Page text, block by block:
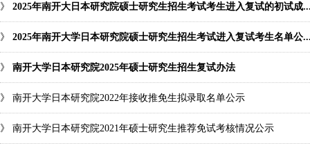
》 2025年南开大日本研究院硕士研究生招生考试考生进入复试的初试成
》 2025年南开大学日本研究院硕士研究生招生考试进入复试考生名单公
》 南开大学日本研究院2025年硕士研究生招生复试办法
》 南开大学日本研究院2022年接收推免生拟录取名单公示
》 南开大学日本研究院2021年硕士研究生推荐免试考核情况公示